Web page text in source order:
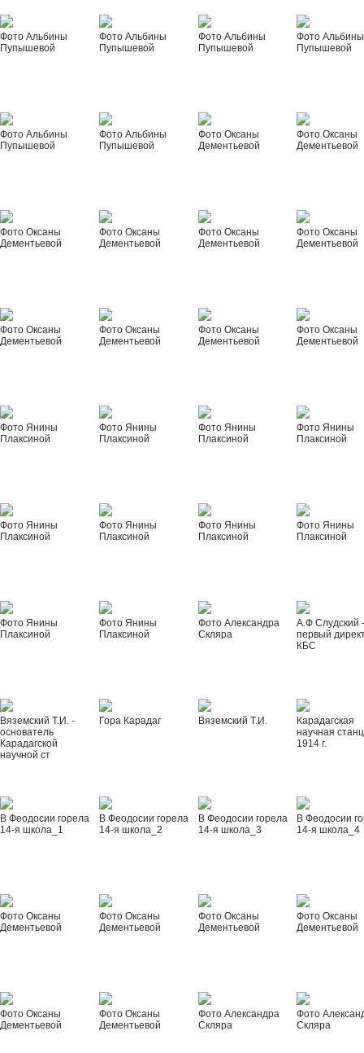
Фото Альбины
Пупышевой
Фото Альбины
Пупышевой
Фото Альбины
Пупышевой
Фото Альбины
Пупышевой
Фото Альбины
Пупышевой
Фото Альбины
Пупышевой
Фото Оксаны
Дементьевой
Фото Оксаны
Дементьевой
Фото Оксаны
Дементьевой
Фото Оксаны
Дементьевой
Фото Оксаны
Дементьевой
Фото Оксаны
Дементьевой
Фото Оксаны
Дементьевой
Фото Оксаны
Дементьевой
Фото Оксаны
Дементьевой
Фото Оксаны
Дементьевой
Фото Янины
Плаксиной
Фото Янины
Плаксиной
Фото Янины
Плаксиной
Фото Янины
Плаксиной
Фото Янины
Плаксиной
Фото Янины
Плаксиной
Фото Янины
Плаксиной
Фото Янины
Плаксиной
Фото Янины
Плаксиной
Фото Янины
Плаксиной
Фото Александра
Скляра
А.Ф Слудский
первый
КБС
Вяземский Т.И. -
основатель
Карадагской
научной ст
Гора Карадаг Вяземский Т.И.
Карадагская
научная
1914 г.
В Феодосии горела
14-я школа_1
В Феодосии горела
14-я школа_2
В Феодосии горела
14-я школа_3
В Феодосии
14-я школа_4
Фото Оксаны
Дементьевой
Фото Оксаны
Дементьевой
Фото Оксаны
Дементьевой
Фото Оксаны
Дементьевой
Фото Оксаны
Дементьевой
Фото Оксаны
Дементьевой
Фото Александра
Скляра
Фото
Скляра